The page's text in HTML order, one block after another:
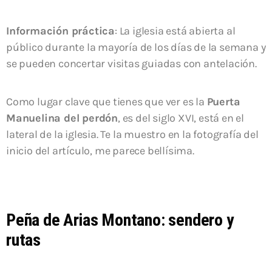
Información práctica: La iglesia está abierta al
público durante la mayoría de los días de la semana y
se pueden concertar visitas guiadas con antelación.
Como lugar clave que tienes que ver es la Puerta
Manuelina del perdón, es del siglo XVI, está en el
lateral de la iglesia. Te la muestro en la fotografía del
inicio del artículo, me parece bellísima.
Peña de Arias Montano: sendero y
rutas